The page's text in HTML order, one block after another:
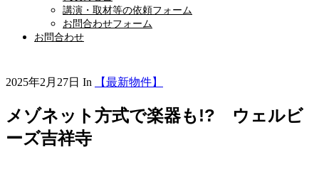
講演・取材等の依頼フォーム
お問合わせフォーム
お問合わせ
2025年2月27日 In 【最新物件】
メゾネット方式で楽器も!? ウェルビ
ーズ吉祥寺